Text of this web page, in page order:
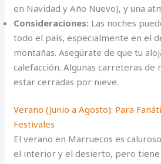
en Navidad y Año Nuevo), y una
Consideraciones: Las noches
todo el país, especialmente en el
montañas. Asegúrate de que tu
calefacción. Algunas carreteras de
estar cerradas por nieve.
Verano (Junio a Agosto): Para
Festivales
El verano en Marruecos es
el interior y el desierto, pero tiene